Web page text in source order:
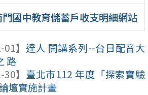
門國中教育儲蓄戶收支明細網站
】 達人 開講系列--台日配音大
路
】 臺北市112 年度「探索實驗
壇實施計畫